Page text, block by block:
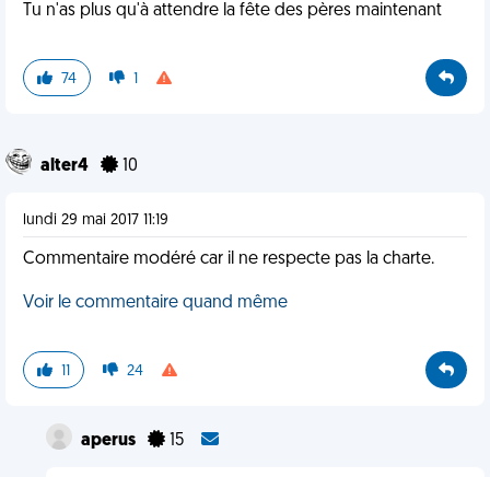
Tu n'as plus qu'à attendre la fête des pères maintenant
74 1
alter4 10
lundi 29 mai 2017 11:19
Commentaire modéré car il ne respecte pas la charte.
Voir le commentaire quand même
11 24
aperus 15